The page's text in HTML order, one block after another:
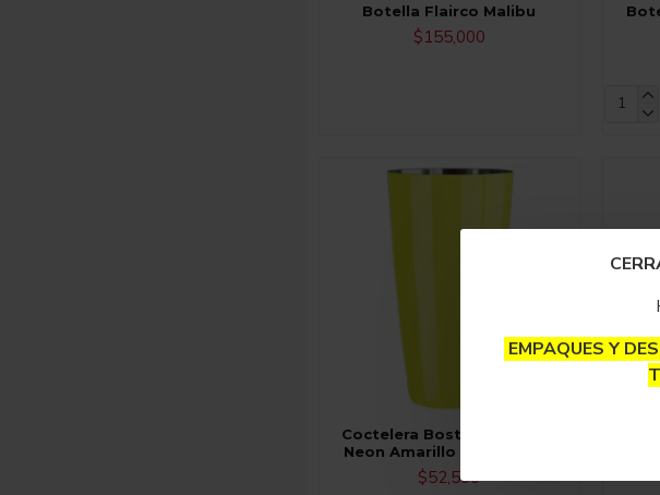
EMPAQUES Y
Botella Flairco Malibu
$155,000
Coctelera Boston Tin 28oz
Neon Amarillo Contrapeso
$52,500